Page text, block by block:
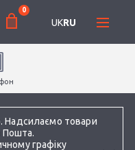
Надсилаємо товари
Пошта.
графіку
0
UKRU